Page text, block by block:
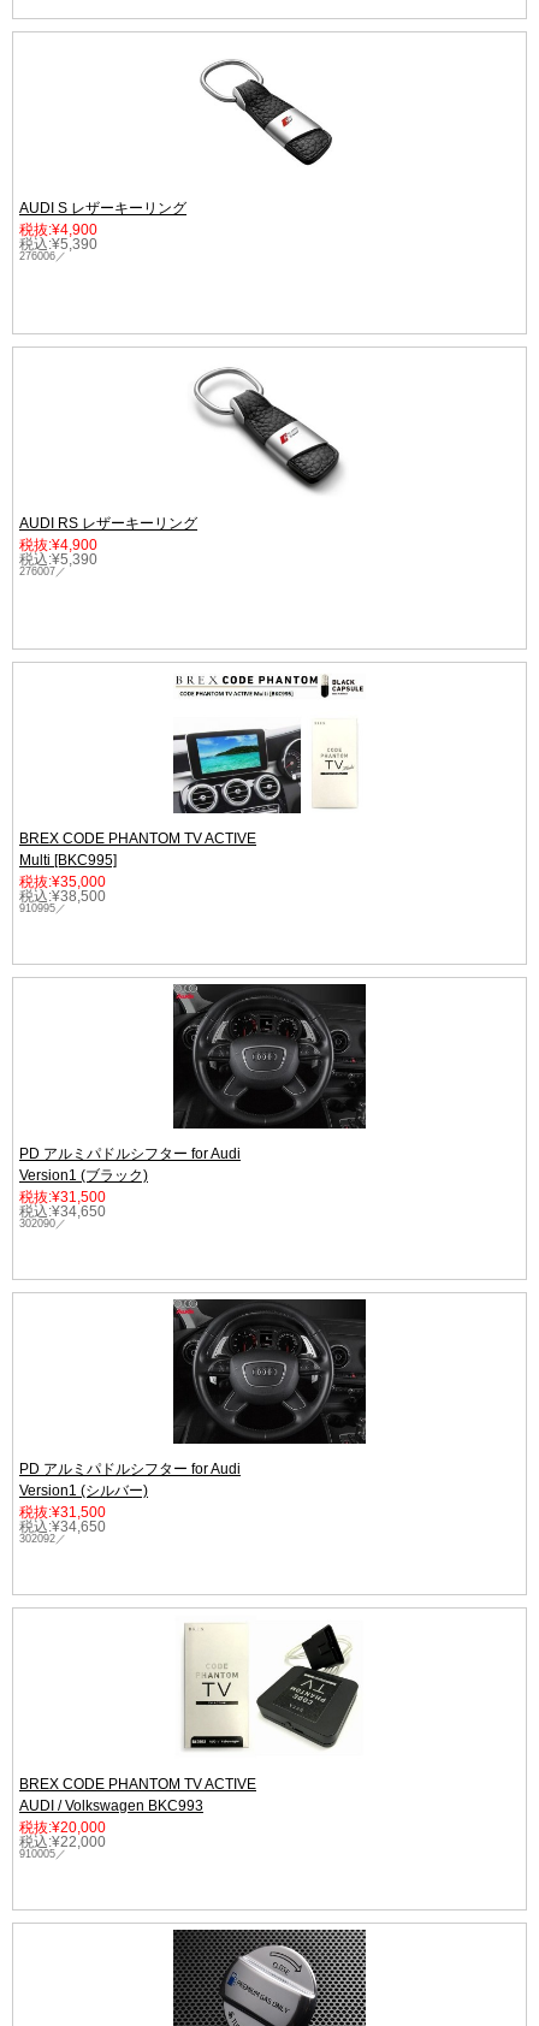
AUDI S レザーキーリング
税抜:¥4,900
税込:¥5,390
276006／
AUDI RS レザーキーリング
税抜:¥4,900
税込:¥5,390
276007／
BREX CODE PHANTOM TV ACTIVE
Multi [BKC995]
税抜:¥35,000
税込:¥38,500
910995／
PD アルミパドルシフター for Audi
Version1 (ブラック)
税抜:¥31,500
税込:¥34,650
302090／
PD アルミパドルシフター for Audi
Version1 (シルバー)
税抜:¥31,500
税込:¥34,650
302092／
BREX CODE PHANTOM TV ACTIVE
AUDI / Volkswagen BKC993
税抜:¥20,000
税込:¥22,000
910005／